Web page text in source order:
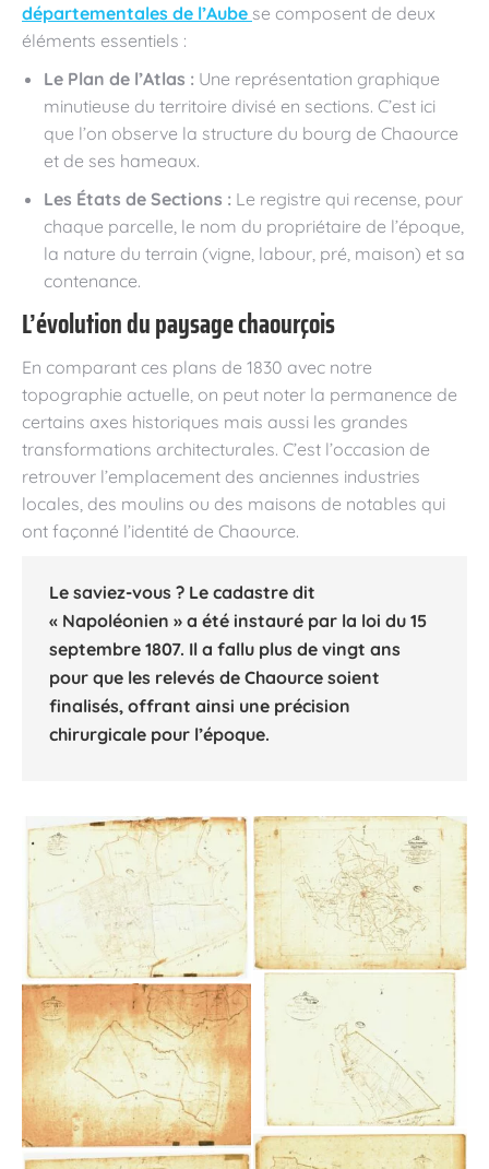
départementales de l’Aube se composent de deux
éléments essentiels :
Le Plan de l’Atlas : Une représentation graphique
minutieuse du territoire divisé en sections. C’est ici
que l’on observe la structure du bourg de Chaource
et de ses hameaux.
Les États de Sections : Le registre qui recense, pour
chaque parcelle, le nom du propriétaire de l’époque,
la nature du terrain (vigne, labour, pré, maison) et sa
contenance.
L’évolution du paysage chaourçois
En comparant ces plans de 1830 avec notre
topographie actuelle, on peut noter la permanence de
certains axes historiques mais aussi les grandes
transformations architecturales. C’est l’occasion de
retrouver l’emplacement des anciennes industries
locales, des moulins ou des maisons de notables qui
ont façonné l’identité de Chaource.
Le saviez-vous ? Le cadastre dit
« Napoléonien » a été instauré par la loi du 15
septembre 1807. Il a fallu plus de vingt ans
pour que les relevés de Chaource soient
finalisés, offrant ainsi une précision
chirurgicale pour l’époque.